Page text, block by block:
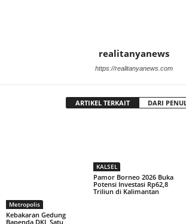
realitanyanews
https://realitanyanews.com
ARTIKEL TERKAIT DARI
Metropolis
Kebakaran Gedung
Bapenda DKI, Satu
KALSEL
Pamor Borneo 2026 Buka
Potensi Investasi Rp62,8
Triliun di Kalimantan